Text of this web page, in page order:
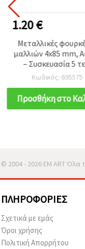
1.20 €
Μεταλλικές
μαλλιών 4x85 mm,
– Συσκευασία 5
Κωδικός: 695575
Προσθήκη στο
© 2004 - 2026 EM ART Όλα
ΠΛΗΡΟΦΟΡΊΕΣ
Σχετικά με εμάς
Όροι χρήσης
Πολιτική Απορρήτου